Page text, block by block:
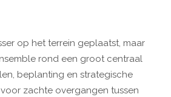
op het terrein geplaatst, maar
rond een groot centraal
beplanting en strategische
zachte overgangen tussen